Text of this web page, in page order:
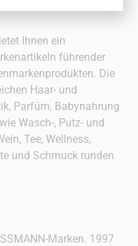
Ihnen ein
führender
Die
Haar- und
Parfüm, Babynahrung
Wasch-, Putz- und
Tee, Wellness,
und Schmuck runden
Marken. 1997